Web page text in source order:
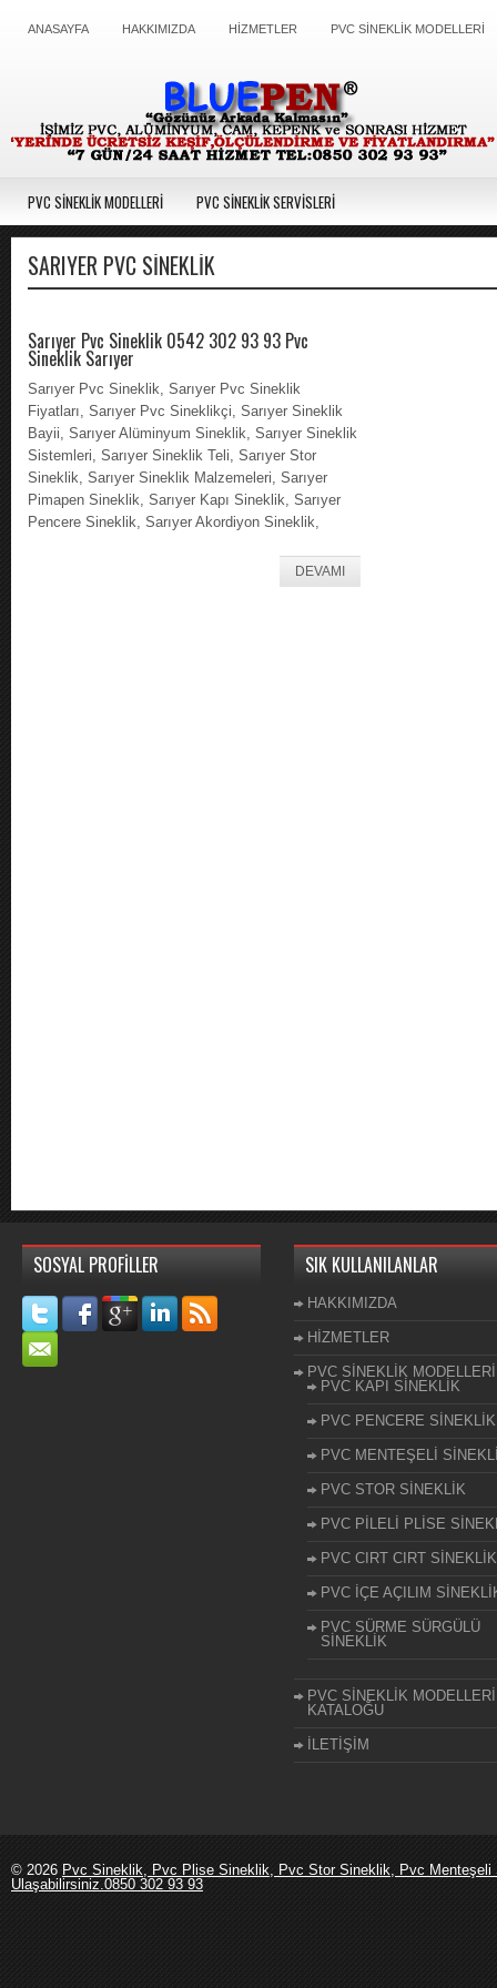
ANASAYFA HAKKIMIZDA HİZMETLER PVC SİNEKLİK MODELLERİ
PVC SİNEKLİK MODELLERİ PVC SİNEKLİK SERVİSLERİ
SARIYER PVC SINEKLIK
Sarıyer Pvc Sineklik 0542 302 93 93 Pvc
Sineklik Sarıyer
Sarıyer Pvc Sineklik, Sarıyer Pvc Sineklik
Fiyatları, Sarıyer Pvc Sineklikçi, Sarıyer Sineklik
Bayii, Sarıyer Alüminyum Sineklik, Sarıyer Sineklik
Sistemleri, Sarıyer Sineklik Teli, Sarıyer Stor
Sineklik, Sarıyer Sineklik Malzemeleri, Sarıyer
Pimapen Sineklik, Sarıyer Kapı Sineklik, Sarıyer
Pencere Sineklik, Sarıyer Akordiyon Sineklik,
DEVAMI
SOSYAL PROFİLLER SIK KULLANILANLAR
HAKKIMIZDA
HİZMETLER
PVC SİNEKLİK MODELLERİ
PVC KAPI SİNEKLİK
PVC PENCERE SİNEKLİK
PVC MENTEŞELİ
PVC STOR SİNEKLİK
PVC PİLELİ PLİSE
PVC CIRT CIRT SİNEKLİK
PVC İÇE AÇILIM
PVC SÜRME SÜRGÜLÜ
SİNEKLİK
PVC SİNEKLİK MODELLERİ
KATALOĞU
İLETİŞİM
© 2026 Pvc Sineklik, Pvc Plise Sineklik, Pvc Stor Sineklik, Pvc
Ulaşabilirsiniz.0850 302 93 93